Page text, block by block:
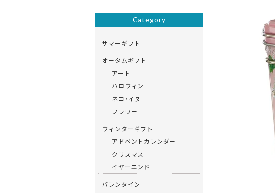
Category
サマーギフト
オータムギフト
アート
ハロウィン
ネコ・イヌ
フラワー
ウィンターギフト
アドベントカレンダー
クリスマス
イヤーエンド
バレンタイン